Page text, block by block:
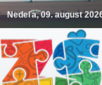
Nedeľa, 09. august